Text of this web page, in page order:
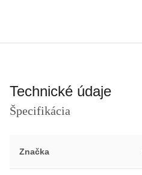
Technické údaje
Špecifikácia
Značka